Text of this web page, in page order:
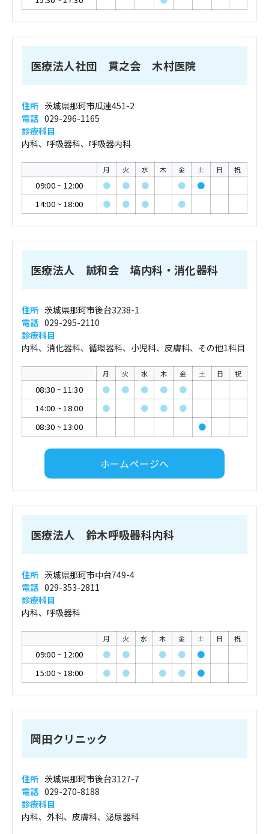
医療法人社団 貫之会 木村医院
住所 茨城県那珂市瓜連451-2
電話 029-296-1165
診療科目
内科、呼吸器科、呼吸器内科
月 火 水 木 金 土 日 祝
09:00~ 12:00 ● ● ● ●
●
14:00~ 18:00 ● ● ● ●
医療法人 誠和会 塙内科・消化器科
住所 茨城県那珂市後台3238-1
電話 029-295-2110
診療科目
内科、消化器科、循環器科、小児科、皮膚科、その他1科目
月 火 水 木 金 土 日 祝
08:30 ~11:30 ● ● ● ●
●
14:00 ~18:00 ● ● ●
●
08:30 ~13:00 ●
ホームページへ
医療法人 鈴木呼吸器科内科
住所 茨城県那珂市中台749-4
電話 029-353-2811
診療科目
内科、呼吸器科
月 火 水 木 金 土 日 祝
09:00~ 12:00 ● ● ● ●
●
15:00~ 18:00 ● ● ● ● ●
岡田クリニック
住所 茨城県那珂市後台3127-7
電話 029-270-8188
診療科目
内科、外科、皮膚科、泌尿器科